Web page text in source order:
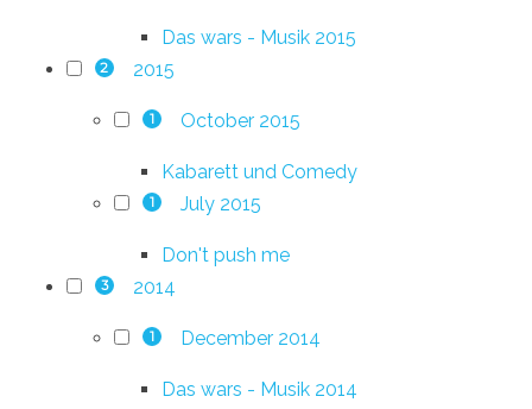
Das wars - Musik 2015
2 2015
1 October 2015
Kabarett und Comedy
1 July 2015
Don't push me
3 2014
1 December 2014
Das wars - Musik 2014